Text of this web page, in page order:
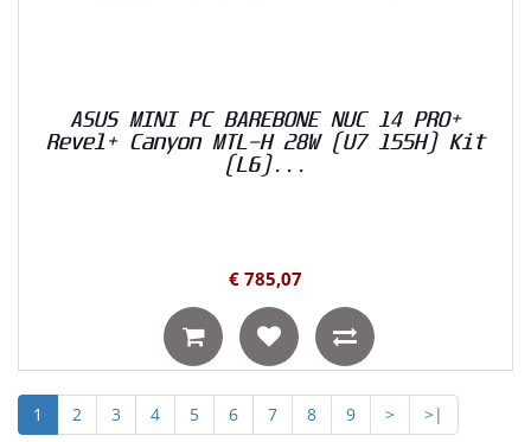
ASUS MINI PC BAREBONE NUC 14 PRO+
Revel+ Canyon MTL-H 28W (U7 155H) Kit
(L6)...
€ 785,07
1 2 3 4 5 6 7 8 9 >
>|